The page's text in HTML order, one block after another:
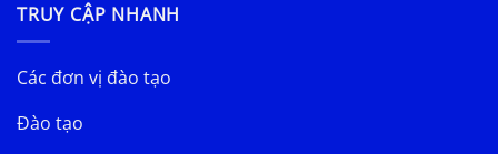
TRUY CẬP NHANH
Các đơn vị đào tạo
Đào tạo